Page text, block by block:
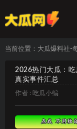
当前位置： 大瓜爆料社-
2026热门大瓜：吃
真实事件汇总
作者 : 吃瓜小编